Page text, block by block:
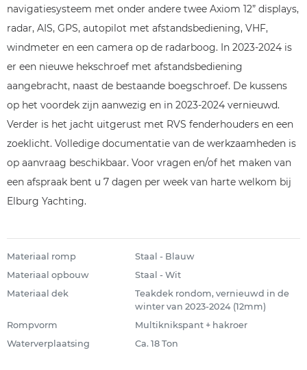
navigatiesysteem met onder andere twee Axiom 12” displays,
radar, AIS, GPS, autopilot met afstandsbediening, VHF,
windmeter en een camera op de radarboog. In 2023-2024 is
er een nieuwe hekschroef met afstandsbediening
aangebracht, naast de bestaande boegschroef. De kussens
op het voordek zijn aanwezig en in 2023-2024 vernieuwd.
Verder is het jacht uitgerust met RVS fenderhouders en een
zoeklicht. Volledige documentatie van de werkzaamheden is
op aanvraag beschikbaar. Voor vragen en/of het maken van
een afspraak bent u 7 dagen per week van harte welkom bij
Elburg Yachting.
Materiaal romp
Staal - Blauw
Materiaal opbouw
Staal - Wit
Materiaal dek
Teakdek rondom, vernieuwd in de
winter van 2023-2024 (12mm)
Rompvorm
Multiknikspant + hakroer
Waterverplaatsing
Ca. 18 Ton